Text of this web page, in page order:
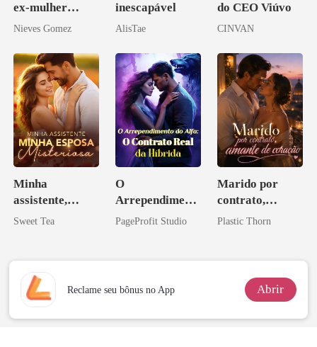
ex-mulher
curvilínea
Nieves Gomez
inescapável
AlisTae
do CEO Viúvo
CINVAN
Minha
assistente,
minha esposa
Sweet Tea
O
Arrependiment
o do Alfa: O
PageProfit Studio
Marido por
contrato,
amante de
Plastic Thorn
Reclame seu bônus no App Abrir